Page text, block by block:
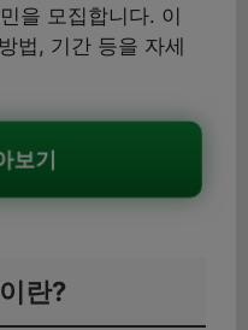
을 모집합니다. 이
법, 기간 등을 자세
보기
란?